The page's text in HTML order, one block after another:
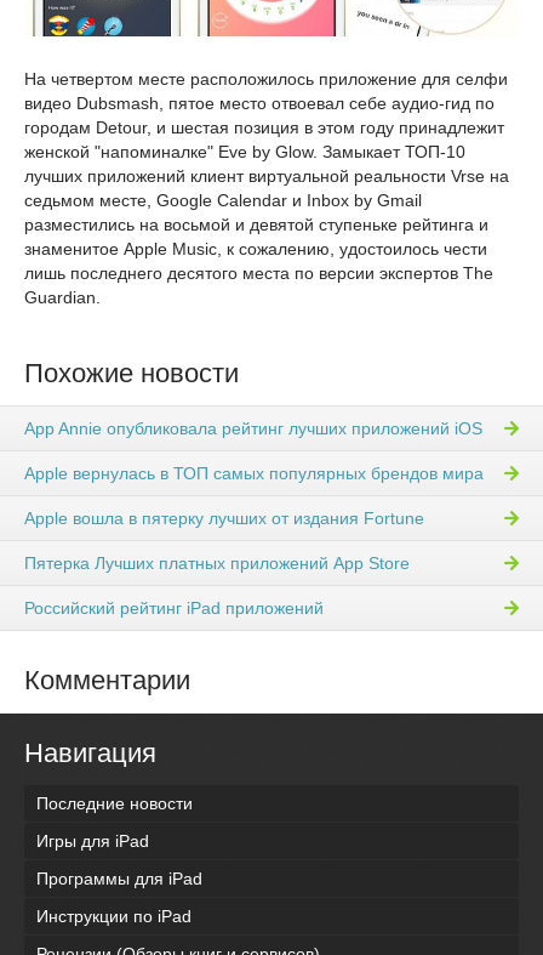
На четвертом месте расположилось приложение для селфи
видео Dubsmash, пятое место отвоевал себе аудио-гид по
городам Detour, и шестая позиция в этом году принадлежит
женской "напоминалке" Eve by Glow. Замыкает ТОП-10
лучших приложений клиент виртуальной реальности Vrse на
седьмом месте, Google Calendar и Inbox by Gmail
разместились на восьмой и девятой ступеньке рейтинга и
знаменитое Apple Music, к сожалению, удостоилось чести
лишь последнего десятого места по версии экспертов The
Guardian.
Похожие новости
App Annie опубликовала рейтинг лучших приложений iOS
Apple вернулась в ТОП самых популярных брендов мира
Apple вошла в пятерку лучших от издания Fortune
Пятерка Лучших платных приложений App Store
Российский рейтинг iPad приложений
Комментарии
Навигация
Последние новости
Игры для iPad
Программы для iPad
Инструкции по iPad